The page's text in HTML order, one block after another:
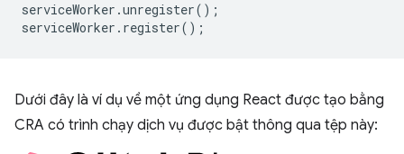
serviceWorker .unregister();
serviceWorker . register();
Dưới đây là ví dụ về một ứng dụng React được tạo bằng
CRA có trình chạy dịch vụ được bật thông qua tệp này: